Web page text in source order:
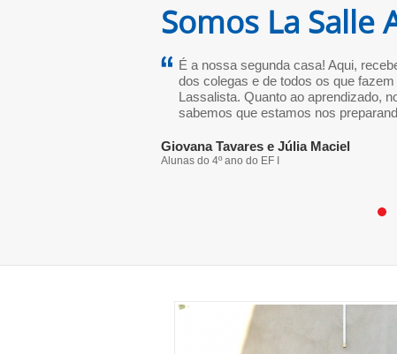
Somos La Salle
É a nossa segunda casa! Aqui,
dos colegas e de todos os que
Lassalista. Quanto ao aprendizado,
sabemos que estamos nos
Giovana Tavares e Júlia Maciel
Alunas do 4º ano do EF I